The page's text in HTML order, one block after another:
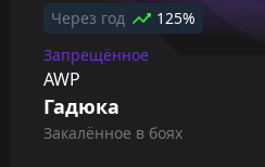
Через год
125%
Запрещённое
AWP
Гадюка
Закалённое в боях